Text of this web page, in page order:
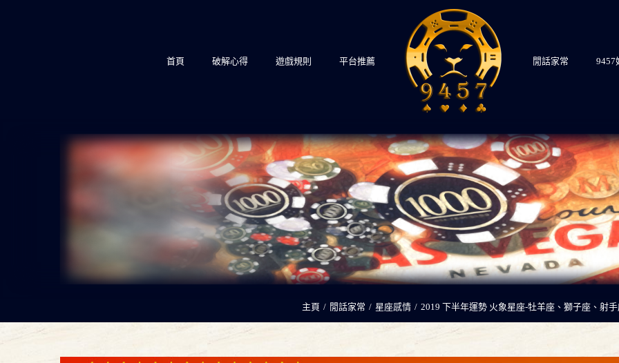
首頁 破解心得 遊戲規則 平台推薦 閒話家常 9457
主頁 / 閒話家常 / 星座感情 / 2019 下半年運勢 火象星座-牡羊座、獅子座、射